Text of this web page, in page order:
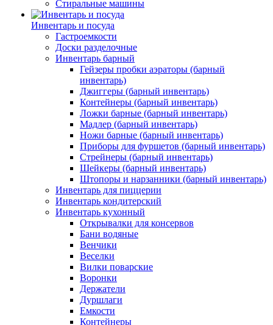
Стиральные машины
Инвентарь и посуда
Гастроемкости
Доски разделочные
Инвентарь барный
Гейзеры пробки аэраторы (барный
инвентарь)
Джиггеры (барный инвентарь)
Контейнеры (барный инвентарь)
Ложки барные (барный инвентарь)
Мадлер (барный инвентарь)
Ножи барные (барный инвентарь)
Приборы для фуршетов (барный инвентарь)
Стрейнеры (барный инвентарь)
Шейкеры (барный инвентарь)
Штопоры и нарзанники (барный инвентарь)
Инвентарь для пиццерии
Инвентарь кондитерский
Инвентарь кухонный
Открывалки для консервов
Бани водяные
Венчики
Веселки
Вилки поварские
Воронки
Держатели
Дуршлаги
Емкости
Контейнеры